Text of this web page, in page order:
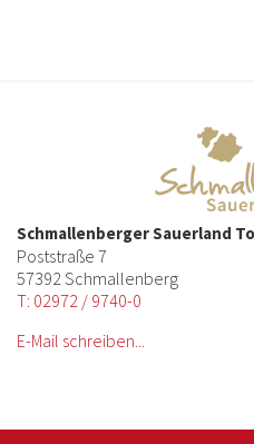
Schmallenberger Sauerland
Poststraße 7
57392 Schmallenberg
T: 02972 / 9740-0
E-Mail schreiben...